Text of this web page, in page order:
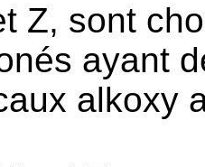
Z, sont
ayant
alkoxy